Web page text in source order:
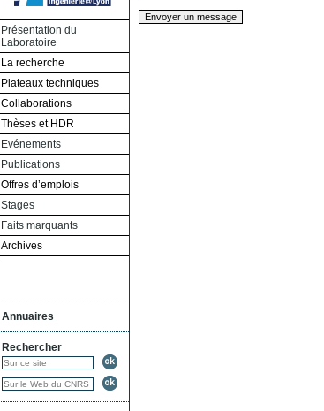
Présentation du
Laboratoire
La recherche
Plateaux techniques
Collaborations
Thèses et HDR
Evénements
Publications
Offres d’emplois
Stages
Faits marquants
Archives
Annuaires
Rechercher